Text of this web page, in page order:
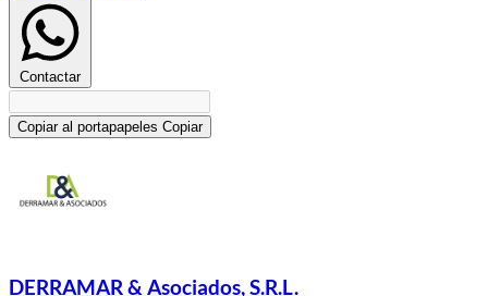
Contactar
Copiar al portapapeles Copiar
DERRAMAR & Asociados, S.R.L.